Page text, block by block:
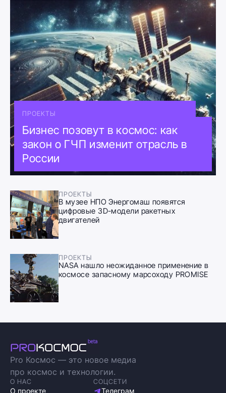
ПРОЕКТЫ
Бизнес позовут в космос: как
закон о ГЧП изменит отрасль в
России
ПРОЕКТЫ
В музее НПО Энергомаш появятся
цифровые 3D-модели ракетных
двигателей
ПРОЕКТЫ
NASA нашло неожиданное применение в
космосе запасному марсоходу PROMISE
Pro Космос — это новое медиа
про космос и технологии.
О НАС
О проекте
СОЦСЕТИ
Телеграм